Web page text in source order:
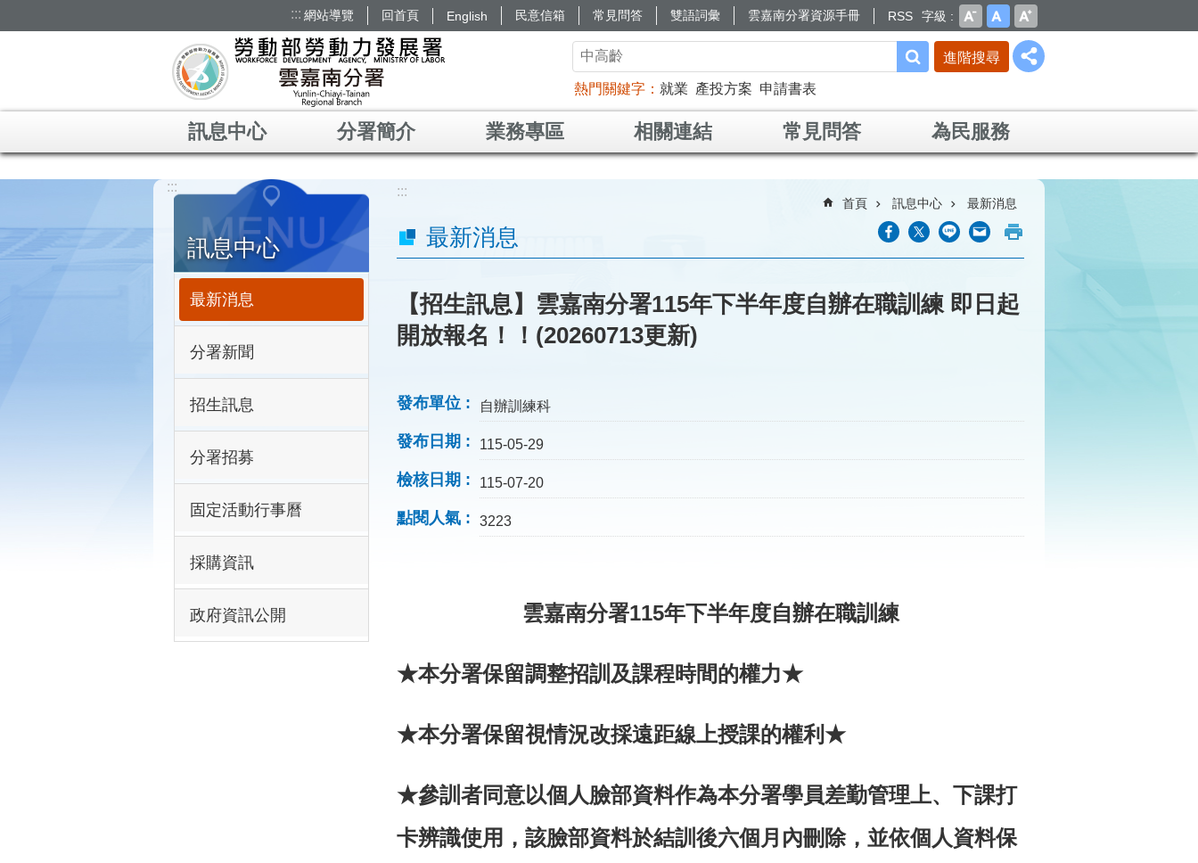
::: 網站導覽 回首頁 English 民意信箱 常見問答 雙語詞彙 雲嘉南分署資源手冊 RSS 字級
進階搜尋
熱門關鍵字 就業 產投方案 申請書表
訊息中心 分署簡介 業務專區 相關連結 常見問答 為民服務
:::
訊息中心
最新消息
分署新聞
招生訊息
分署招募
固定活動行事曆
採購資訊
政府資訊公開
:::
首頁 訊息中心 最新消息
最新消息
【招生訊息】雲嘉南分署115年下半年度自辦在職訓練 即日起
開放報名！！(20260713更新)
發布單位 自辦訓練科
發布日期 115-05-29
檢核日期 115-07-20
點閱人氣 3223
雲嘉南分署115年下半年度自辦在職訓練
★本分署保留調整招訓及課程時間的權力★
★本分署保留視情況改採遠距線上授課的權利★
★參訓者同意以個人臉部資料作為本分署學員差勤管理上、下課打
卡辨識使用，該臉部資料於結訓後六個月內刪除，並依個人資料保